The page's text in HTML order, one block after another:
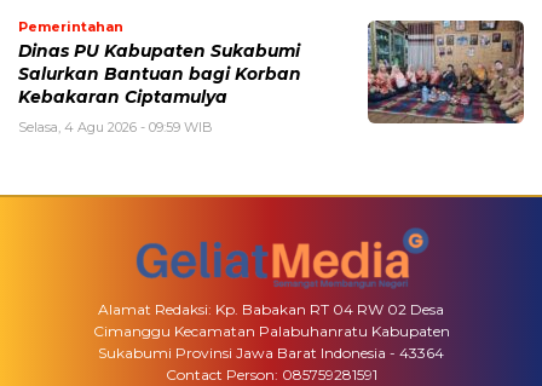
Pemerintahan
Dinas PU Kabupaten Sukabumi
Salurkan Bantuan bagi Korban
Kebakaran Ciptamulya
Selasa, 4 Agu 2026 - 09:59 WIB
Alamat Redaksi: Kp. Babakan RT 04 RW 02 Desa
Cimanggu Kecamatan Palabuhanratu Kabupaten
Sukabumi Provinsi Jawa Barat Indonesia - 43364
Contact Person: 085759281591